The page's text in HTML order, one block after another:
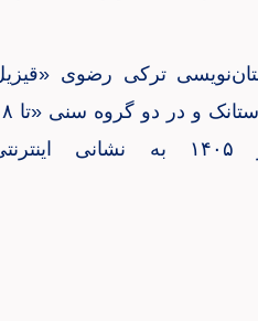
ترکی رضوی
و در دو گروه سنی «تا
۱۴۰۵
به نشانی